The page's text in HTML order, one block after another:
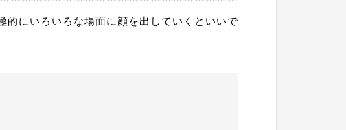
的にいろいろな場面に顔を出していくといいで